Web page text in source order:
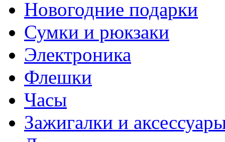
Новогодние подарки
Сумки и рюкзаки
Электроника
Флешки
Часы
Зажигалки и